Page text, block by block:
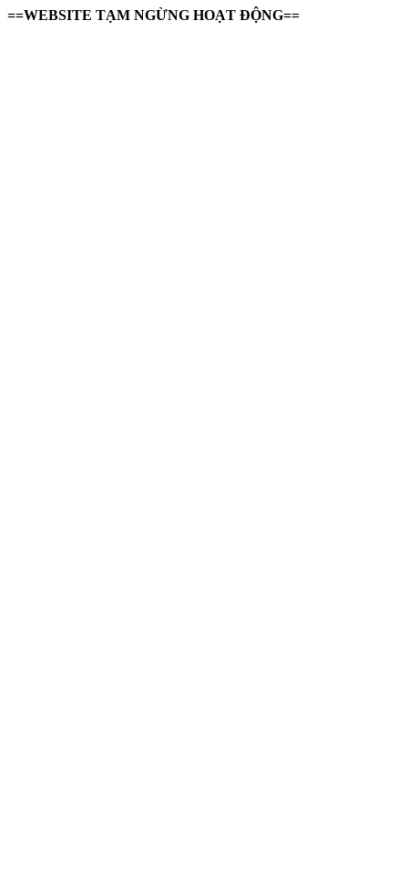
==WEBSITE TẠM NGỪNG HOẠT ĐỘNG==